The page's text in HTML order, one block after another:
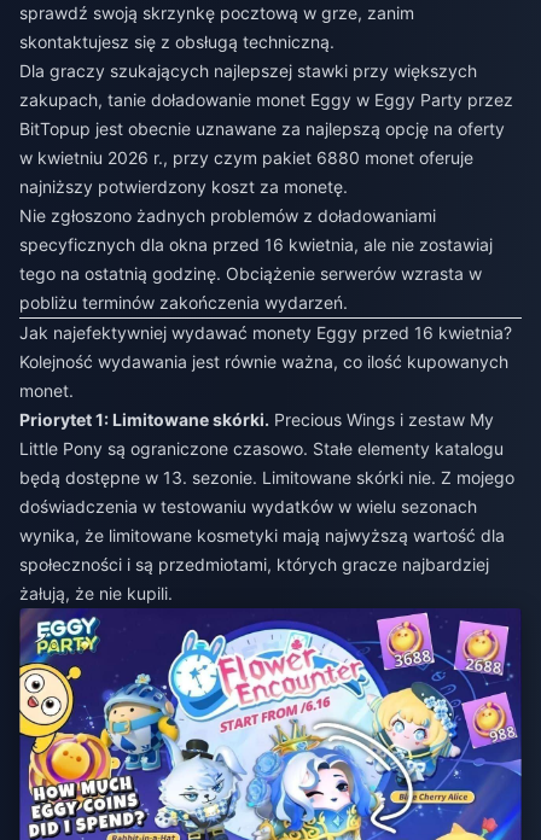
sprawdź swoją skrzynkę pocztową w grze, zanim
skontaktujesz się z obsługą techniczną.
Dla graczy szukających najlepszej stawki przy większych
zakupach, tanie doładowanie monet Eggy w Eggy Party przez
BitTopup jest obecnie uznawane za najlepszą opcję na oferty
w kwietniu 2026 r., przy czym pakiet 6880 monet oferuje
najniższy potwierdzony koszt za monetę.
Nie zgłoszono żadnych problemów z doładowaniami
specyficznych dla okna przed 16 kwietnia, ale nie zostawiaj
tego na ostatnią godzinę. Obciążenie serwerów wzrasta w
pobliżu terminów zakończenia wydarzeń.
Jak najefektywniej wydawać monety Eggy przed 16 kwietnia?
Kolejność wydawania jest równie ważna, co ilość kupowanych
monet.
Priorytet 1: Limitowane skórki. Precious Wings i zestaw My
Little Pony są ograniczone czasowo. Stałe elementy katalogu
będą dostępne w 13. sezonie. Limitowane skórki nie. Z mojego
doświadczenia w testowaniu wydatków w wielu sezonach
wynika, że limitowane kosmetyki mają najwyższą wartość dla
społeczności i są przedmiotami, których gracze najbardziej
żałują, że nie kupili.